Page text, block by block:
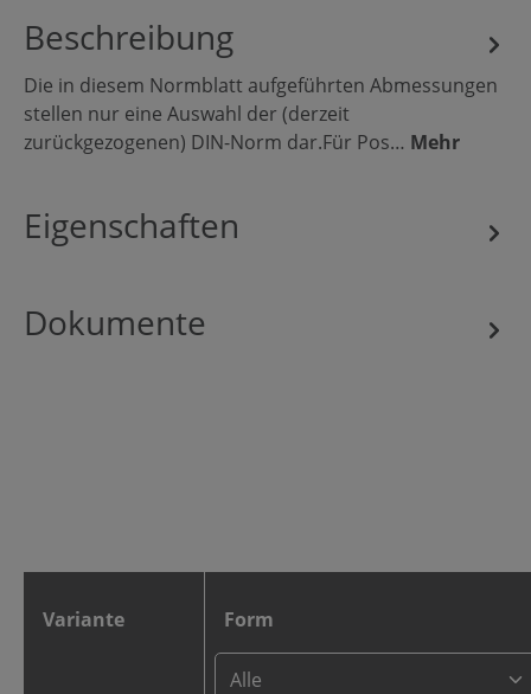
Beschreibung
Die in diesem Normblatt aufgeführten Abmessungen
stellen nur eine Auswahl der (derzeit
zurückgezogenen) DIN-Norm dar.Für Pos… Mehr
Eigenschaften
Dokumente
Variante Form